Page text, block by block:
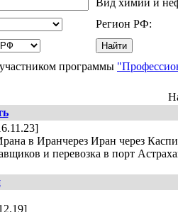
Вид химии и
Регион РФ:
программы
в Иранчерез Иран через
и перевозка в порт